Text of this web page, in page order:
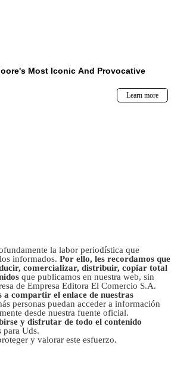
la labor periodística que
informados. Por ello, les recordamos que
comercializar, distribuir, copiar total
que publicamos en nuestra web, sin
de Empresa Editora El Comercio S.A.
a compartir el enlace de nuestras
personas puedan acceder a información
desde nuestra fuente oficial.
y disfrutar de todo el contenido
para Uds.
y valorar este esfuerzo.